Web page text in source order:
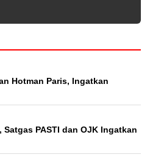
Hotman Paris, Ingatkan
PASTI dan OJK Ingatkan